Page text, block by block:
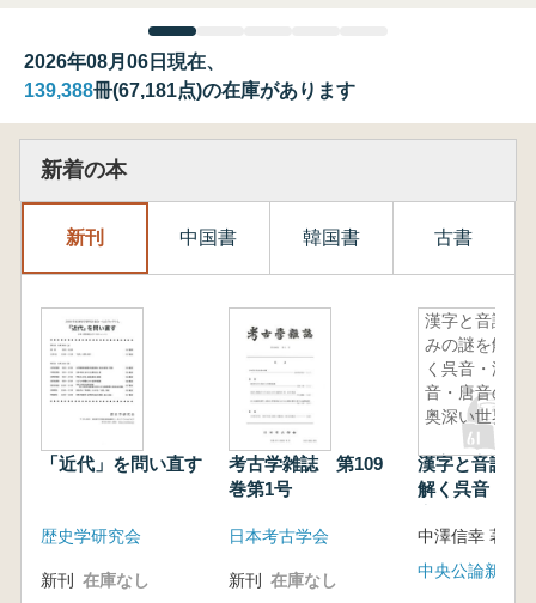
2026年08月06日現在、
139,388冊(67,181点)の在庫があります
新着の本
新刊 中国書 韓国書 古書
「近代」を問い直す
歴史学研究会
新刊 在庫なし
考古学雑誌 第109
巻第1号
日本考古学会
新刊 在庫なし
漢字と音読
みの謎を解
く呉音・漢
音・唐音の
奥深い世界
漢字と音読み
解く呉音・漢
中澤信幸 著
中央公論新社